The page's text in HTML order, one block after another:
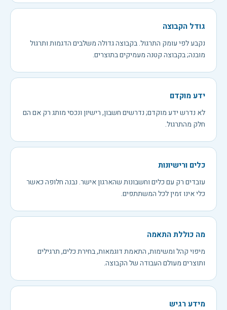
גודל הקבוצה
נקבע לפי עומק התרגול. בקבוצה גדולה משלבים הדגמות ותרגול
מובנה; בקבוצה קטנה מעמיקים בתוצרים.
ידע מוקדם
לא נדרש ידע מוקדם; נדרשים חשבון, רישיון ונכסי מותג רק אם הם
חלק מהתרגול.
כלים ורישיונות
עובדים רק עם כלים וחשבונות שהארגון אישר. נבנה חלופה כאשר
כלי אינו זמין לכל המשתתפים.
מה כוללת התאמה
מיפוי קהל ומשימות, התאמת דוגמאות, בחירת כלים, תרגילים
ותוצרים מעולם העבודה של הקבוצה.
מידע רגיש